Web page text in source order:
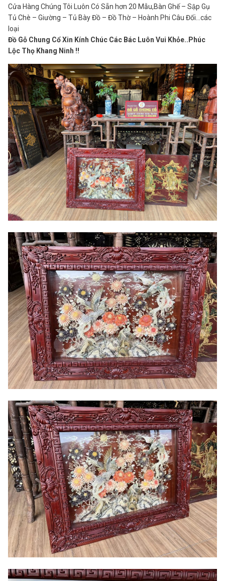
Cửa Hàng Chúng Tôi Luôn Có Sẵn hơn 20 Mẫu,Bàn Ghế – Sập Gụ
Tủ Chè – Giường – Tủ Bày Đồ – Đồ Thờ – Hoành Phi Câu Đối…các
loại
Đồ Gỗ Chung Cổ Xin Kính Chúc Các Bác Luôn Vui Khỏe..Phúc
Lộc Thọ Khang Ninh !!